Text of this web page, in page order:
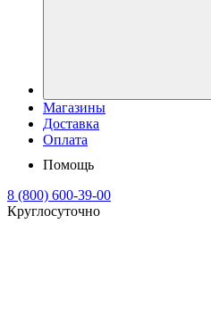
Магазины
Доставка
Оплата
Помощь
8 (800) 600-39-00
Круглосуточно